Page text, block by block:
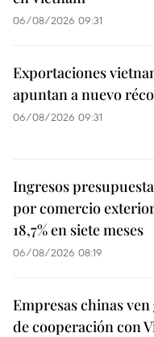
06/08/2026 09:31
Exportaciones
apuntan a nuevo
06/08/2026 09:31
Ingresos
por comercio
18,7% en siete meses
06/08/2026 08:19
Empresas chinas
de cooperación con